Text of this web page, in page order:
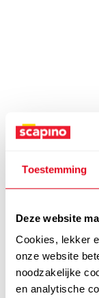
Toestemming
Deze website
Cookies, lekker
onze website
noodzakelijke
en analytische